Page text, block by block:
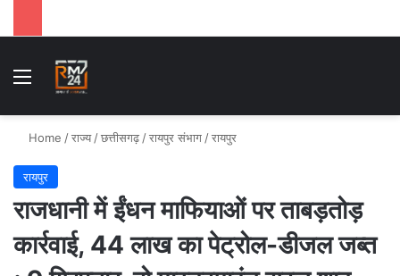
Menu
Home /राज्य /छत्तीसगढ़ /रायपुर संभाग /रायपुर
रायपुर
राजधानी में ईंधन माफियाओं पर ताबड़तोड़
कार्रवाई, 44 लाख का पेट्रोल-डीजल जब्त